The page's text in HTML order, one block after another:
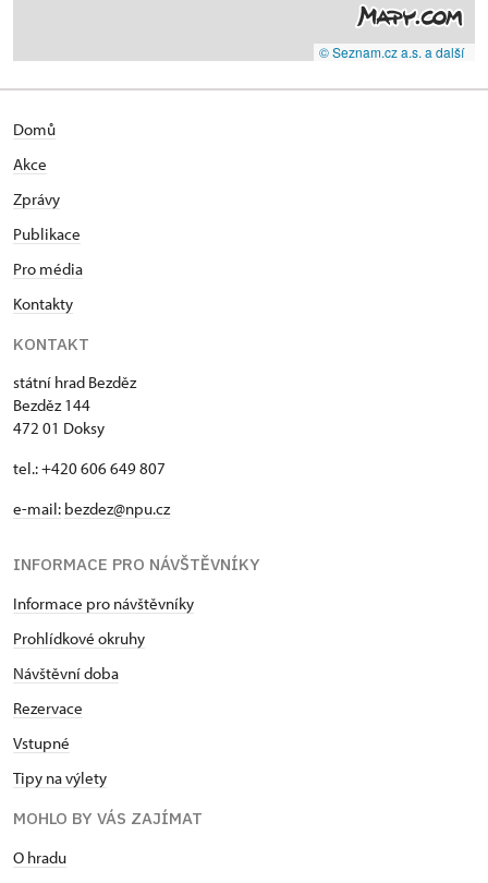
© Seznam.cz a.s. a další
Domů
Akce
Zprávy
Publikace
Pro média
Kontakty
KONTAKT
státní hrad Bezděz
Bezděz 144
472 01 Doksy
tel.: +420 606 649 807
e-mail: bezdez@npu.cz
INFORMACE PRO NÁVŠTĚVNÍKY
Informace pro návštěvníky
Prohlídkové okruhy
Návštěvní doba
Rezervace
Vstupné
Tipy na výlety
MOHLO BY VÁS ZAJÍMAT
O hradu